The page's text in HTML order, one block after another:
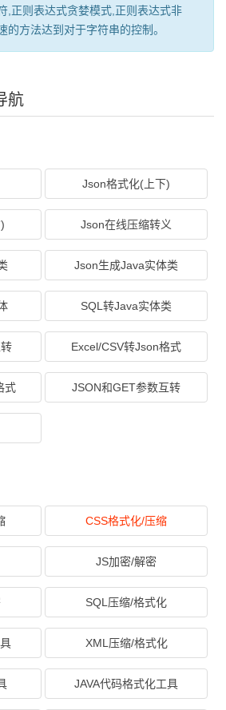
,正则表达式贪婪模式,正则表达式非
的方法达到对于字符串的控制。
航
Json格式化(上下)
Json在线压缩转义
Json生成Java实体类
SQL转Java实体类
Excel/CSV转Json格式
式 JSON和GET参数互转
CSS格式化/压缩
JS加密/解密
SQL压缩/格式化
XML压缩/格式化
JAVA代码格式化工具